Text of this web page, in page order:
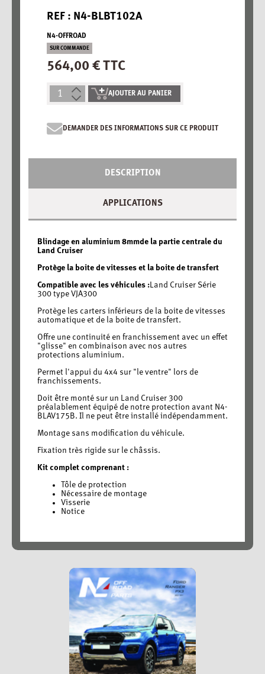
REF : N4-BLBT102A
N4-OFFROAD
SUR COMMANDE
564,00 € TTC
AJOUTER AU PANIER
DEMANDER DES INFORMATIONS SUR CE PRODUIT
DESCRIPTION
APPLICATIONS
Blindage en aluminium 8mmde la partie centrale du
Land Cruiser
Protège la boite de vitesses et la boite de transfert
Compatible avec les véhicules :Land Cruiser Série
300 type VJA300
Protège les carters inférieurs de la boite de vitesses
automatique et de la boite de transfert.
Offre une continuité en franchissement avec un effet
"glisse" en combinaison avec nos autres
protections aluminium.
Permet l'appui du 4x4 sur "le ventre" lors de
franchissements.
Doit être monté sur un Land Cruiser 300
préalablement équipé de notre protection avant N4-
BLAV175B. Il ne peut être installé indépendamment.
Montage sans modification du véhicule.
Fixation très rigide sur le châssis.
Kit complet comprenant :
Tôle de protection
Nécessaire de montage
Visserie
Notice